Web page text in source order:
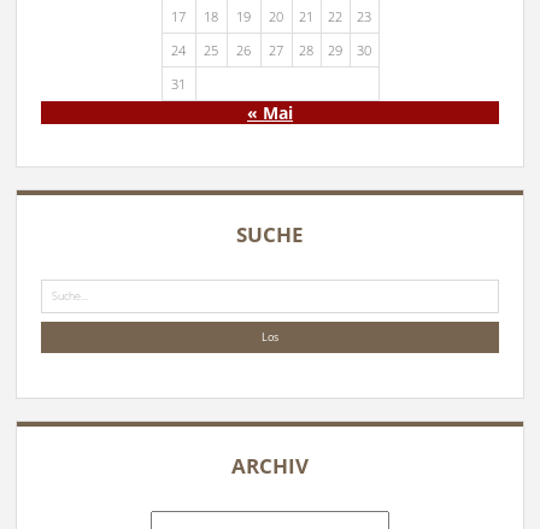
17
18 19 20 21 22
23
24
25 26 27 28 29
30
31
« Mai
SUCHE
Suche
ARCHIV
Archiv